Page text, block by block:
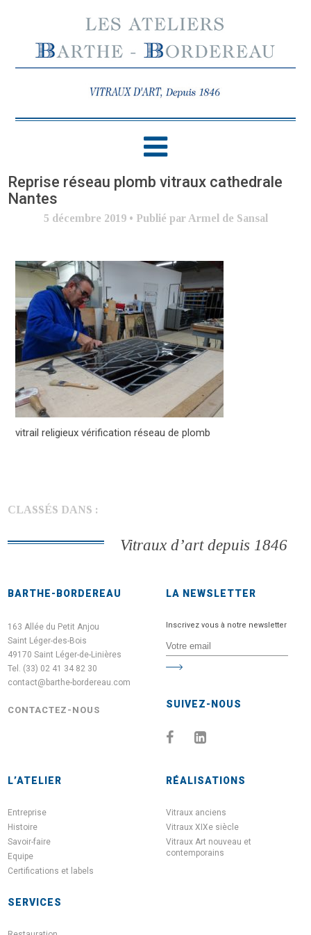
Reprise réseau plomb vitraux cathedrale
Nantes
5 décembre 2019• Publié par Armel de Sansal
vitrail religieux vérification réseau de plomb
CLASSÉS DANS :
Vitraux d’art depuis 1846
BARTHE-BORDEREAU
163 Allée du Petit Anjou
Saint Léger-des-Bois
49170 Saint Léger-de-Linières
Tel. (33) 02 41 34 82 30
contact@barthe-bordereau.com
CONTACTEZ-NOUS
LA NEWSLETTER
Inscrivez vous à notre newsletter
SUIVEZ-NOUS
L’ATELIER
Entreprise
Histoire
Savoir-faire
Equipe
Certifications et labels
SERVICES
RÉALISATIONS
Vitraux anciens
Vitraux XIXe siècle
Vitraux Art nouveau et
contemporains